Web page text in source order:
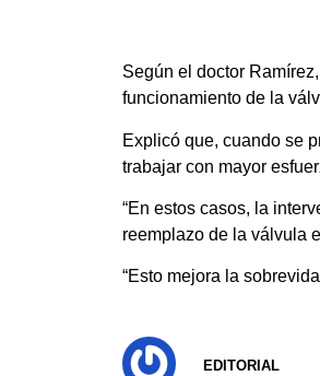
Según el doctor
funcionamiento de la
Explicó que, cuando se
trabajar con mayor
“En estos casos, la
reemplazo de la válvula
“Esto mejora la
EDITORIAL